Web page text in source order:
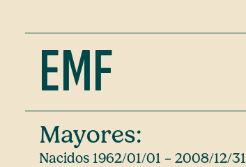
EMF
Mayores:
Nacidos 1962/01/01 – 2008/12/31